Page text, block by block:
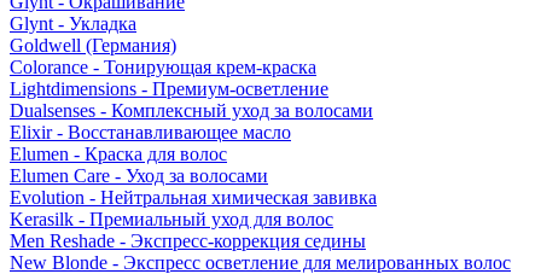
Glynt - Укладка
Goldwell (Германия)
Colorance - Тонирующая крем-краска
Lightdimensions - Премиум-осветление
Dualsenses - Комплексный уход за волосами
Elixir - Восстанавливающее масло
Elumen - Краска для волос
Elumen Care - Уход за волосами
Evolution - Нейтральная химическая завивка
Kerasilk - Премиальный уход для волос
Men Reshade - Экспресс-коррекция седины
New Blonde - Экспресс осветление для мелированных волос